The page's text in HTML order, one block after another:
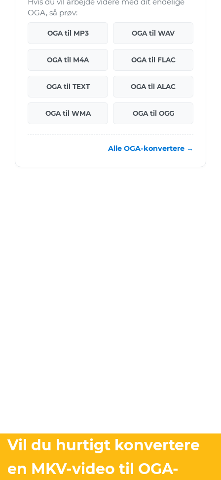
OGA, så prøv:
OGA til MP3 OGA til WAV
OGA til M4A OGA til FLAC
OGA til TEXT OGA til ALAC
OGA til WMA OGA til OGG
Alle OGA-konvertere →
Vil du hurtigt konvertere
en MKV-video til OGA-